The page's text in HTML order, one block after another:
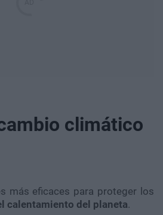
climático
más eficaces para proteger los
calentamiento del planeta.